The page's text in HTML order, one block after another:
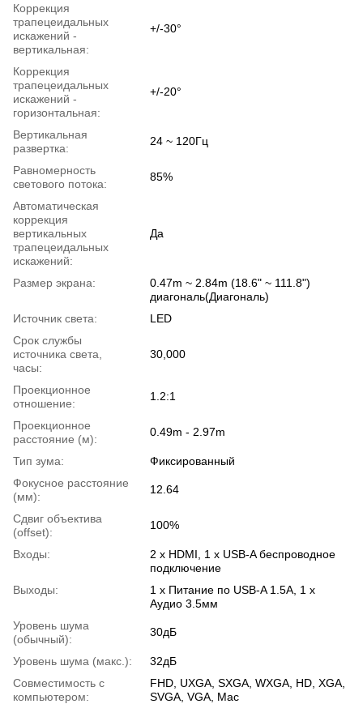
Коррекция
трапецеидальных
искажений -
вертикальная:
+/-30°
Коррекция
трапецеидальных
искажений -
горизонтальная:
+/-20°
Вертикальная
развертка:
24 ~ 120Гц
Равномерность
светового потока:
85%
Автоматическая
коррекция
вертикальных
трапецеидальных
искажений:
Да
Размер экрана:
0.47m ~ 2.84m (18.6" ~ 111.8")
диагональ(Диагональ)
Источник света:
LED
Срок службы
источника света,
часы:
30,000
Проекционное
отношение:
1.2:1
Проекционное
расстояние (м):
0.49m - 2.97m
Тип зума:
Фиксированный
Фокусное расстояние
(мм):
12.64
Сдвиг объектива
(offset):
100%
Входы:
2 x HDMI, 1 x USB-A беспроводное
подключение
Выходы:
1 x Питание по USB-A 1.5A, 1 x
Аудио 3.5мм
Уровень шума
(обычный):
30дБ
Уровень шума (макс.):
32дБ
Совместимость с
компьютером:
FHD, UXGA, SXGA, WXGA, HD, XGA,
SVGA, VGA, Mac